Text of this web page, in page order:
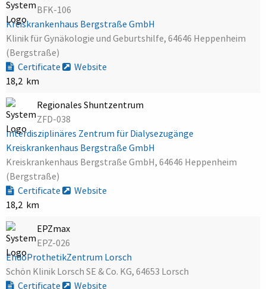
BFK-106
Kreiskrankenhaus Bergstraße GmbH
Klinik für Gynäkologie und Geburtshilfe, 64646 Heppenheim
(Bergstraße)
Certificate
Website
18,2 km
Regionales Shuntzentrum
ZFD-038
Interdisziplinäres Zentrum für Dialysezugänge
Kreiskrankenhaus Bergstraße GmbH
Kreiskrankenhaus Bergstraße GmbH, 64646 Heppenheim
(Bergstraße)
Certificate
Website
18,2 km
EPZmax
EPZ-026
EndoProthetikZentrum Lorsch
Schön Klinik Lorsch SE & Co. KG, 64653 Lorsch
Certificate
Website